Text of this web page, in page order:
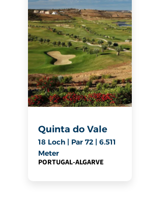
Quinta do Vale
18 Loch | Par 72 | 6.511
Meter
PORTUGAL-ALGARVE